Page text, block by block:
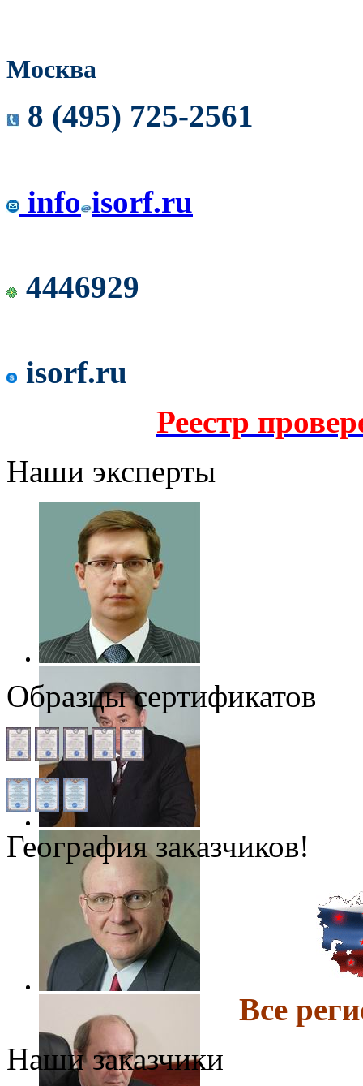
Москва
8 (495) 725-2561
info isorf.ru
4446929
isorf.ru
Реестр
Наши эксперты
Образцы сертификатов
География заказчиков!
Все
Наши заказчики